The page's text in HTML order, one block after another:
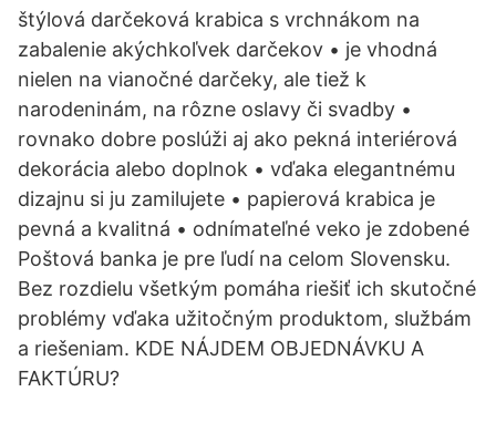
štýlová darčeková krabica s vrchnákom na
zabalenie akýchkoľvek darčekov • je vhodná
nielen na vianočné darčeky, ale tiež k
narodeninám, na rôzne oslavy či svadby •
rovnako dobre poslúži aj ako pekná interiérová
dekorácia alebo doplnok • vďaka elegantnému
dizajnu si ju zamilujete • papierová krabica je
pevná a kvalitná • odnímateľné veko je zdobené
Poštová banka je pre ľudí na celom Slovensku.
Bez rozdielu všetkým pomáha riešiť ich skutočné
problémy vďaka užitočným produktom, službám
a riešeniam. KDE NÁJDEM OBJEDNÁVKU A
FAKTÚRU?